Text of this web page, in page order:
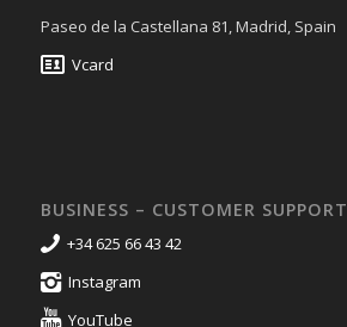
Paseo de la Castellana 81, Madrid, Spain
Vcard
BUSINESS – CUSTOMER SUPPORT
+34 625 66 43 42
Instagram
YouTube